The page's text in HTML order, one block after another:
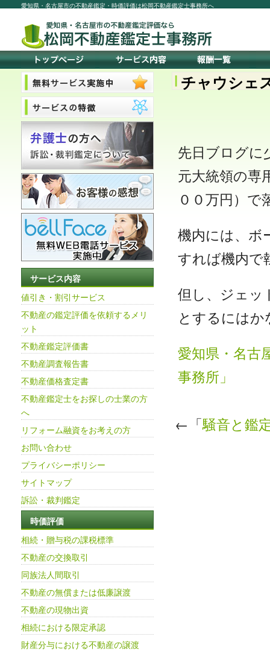
愛知県・名古屋市の不動産鑑定・時価評価は松岡不動産鑑定士事務所へ
チャウシェ
先日ブログに
元大統領の専
００万円）
機内には、ボ
すれば機内で
但し、ジェッ
とするには
愛知県・名古
事務所」
←「騒音と鑑
サービス内容
値引き・割引サービス
不動産の鑑定評価を依頼するメリ
ット
不動産鑑定評価書
不動産調査報告書
不動産価格査定書
不動産鑑定士をお探しの士業の方
へ
リフォーム融資をお考えの方
お問い合わせ
プライバシーポリシー
サイトマップ
訴訟・裁判鑑定
時価評価
相続・贈与税の課税標準
不動産の交換取引
同族法人間取引
不動産の無償または低廉譲渡
不動産の現物出資
相続における限定承認
財産分与における不動産の譲渡